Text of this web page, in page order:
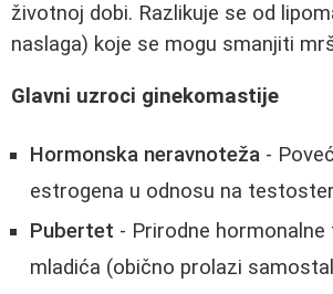
životnoj dobi. Razlikuje se od
naslaga) koje se mogu smanjiti
Glavni uzroci ginekomastije
Hormonska neravnoteža -
estrogena u odnosu na
Pubertet - Prirodne hormonalne
mladića (obično prolazi